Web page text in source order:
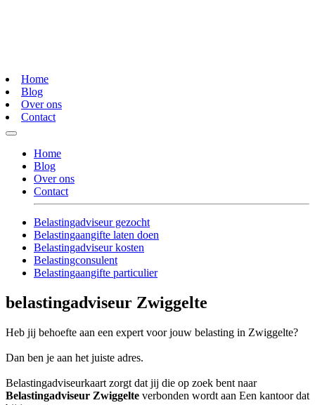
Home
Blog
Over ons
Contact
Home
Blog
Over ons
Contact
Belastingadviseur gezocht
Belastingaangifte laten doen
Belastingadviseur kosten
Belastingconsulent
Belastingaangifte particulier
belastingadviseur Zwiggelte
Heb jij behoefte aan een expert voor jouw belasting in Zwiggelte?
Dan ben je aan het juiste adres.
Belastingadviseurkaart zorgt dat jij die op zoek bent naar
Belastingadviseur Zwiggelte verbonden wordt aan Een kantoor dat